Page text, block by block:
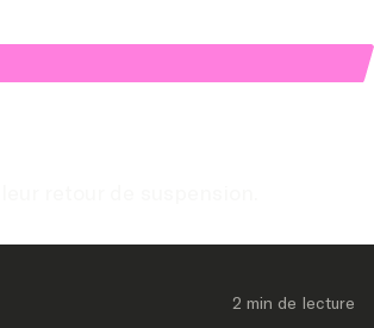
2 min de lecture